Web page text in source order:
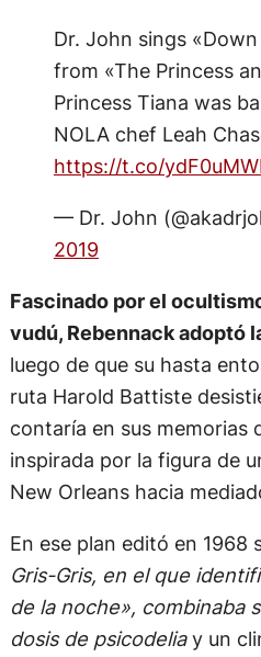
Dr. John sings
from «The Princess
Princess Tiana was
NOLA chef Leah
https://t.co/
— Dr. John
2019
Fascinado por el
vudú, Rebennack adoptó
luego de que su hasta
ruta Harold Battiste
contaría en sus memorias
inspirada por la figura de
New Orleans hacia
En ese plan editó en 1968
Gris-Gris, en el que
de la noche», combinaba
dosis de psicodeliay un